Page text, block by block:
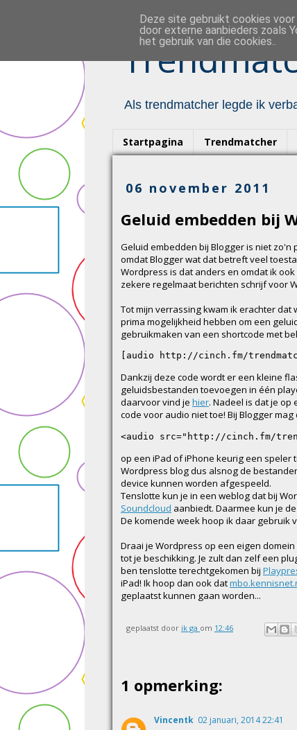
Als trendmatcher legde ik
Startpagina Trendmatcher
06 november 2011
Geluid embedden bij
Geluid embedden bij Blogger is niet zo'n
omdat Blogger wat dat betreft veel
Wordpress is dat anders en omdat ik ook
zekere regelmaat berichten schrijf voor
Tot mijn verrassing kwam ik erachter
prima mogelijkheid hebben om een
gebruikmaken van een shortcode met
[audio http://cinch.fm/
Dankzij deze code wordt er een kleine
geluidsbestanden toevoegen in één
daarvoor vind je hier. Nadeel is dat je op
code voor audio niet toe! Bij Blogger mag
<audio src="http://cinch.fm/
op een iPad of iPhone keurig een speler
Wordpress blog dus alsnog de
device kunnen worden afgespeeld.
Tenslotte kun je in een weblog dat bij
Soundcloud aanbiedt. Daarmee kun je
De komende week hoop ik daar gebruik
Draai je Wordpress op een eigen
tot je beschikking. Je zult dan zelf een
ben tenslotte terechtgekomen bij
iPad! Ik hoop dan ook dat
geplaatst kunnen gaan worden...
geplaatst door ik ga om 12:46
1 opmerking:
Vincentk 02 januari, 2014 22:41
Deze site gebruikt cookies
door externe aanbieders zoals
het gebruik van die cookies..